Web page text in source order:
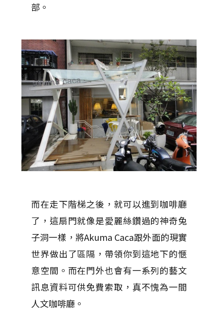
部。
而在走下階梯之後，就可以進到咖啡廳
了，這扇門就像是愛麗絲鑽過的神奇兔
子洞一樣，將Akuma Caca跟外面的現實
世界做出了區隔，帶領你到這地下的愜
意空間。而在門外也會有一系列的藝文
訊息資料可供免費索取，真不愧為一間
人文咖啡廳。